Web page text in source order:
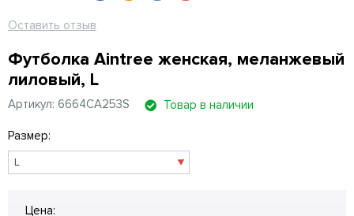
Оставить отзыв
Футболка Aintree женская, меланжевый
лиловый, L
Артикул: 6664CA253S Товар в наличии
Размер:
Цена: